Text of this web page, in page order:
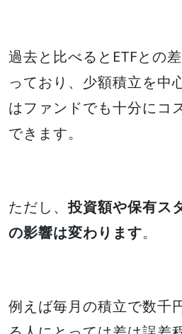
過去と比べるとETFとの
っており、少額積立を中
はファンドでも十分にコ
できます。
ただし、 投資額や保有ス
の影響は変わります。
例えば毎月の積立で数千